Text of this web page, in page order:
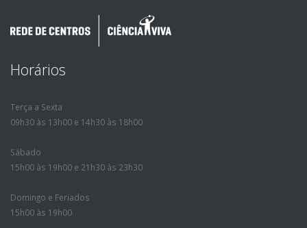
Horários
Terça a Sexta
09h30 às 13h00 e 14h30 às 18h00
Sábado
15h00 às 19h00 e 21h30 às 23h30
Domingo e Feriados
15h00 às 19h00